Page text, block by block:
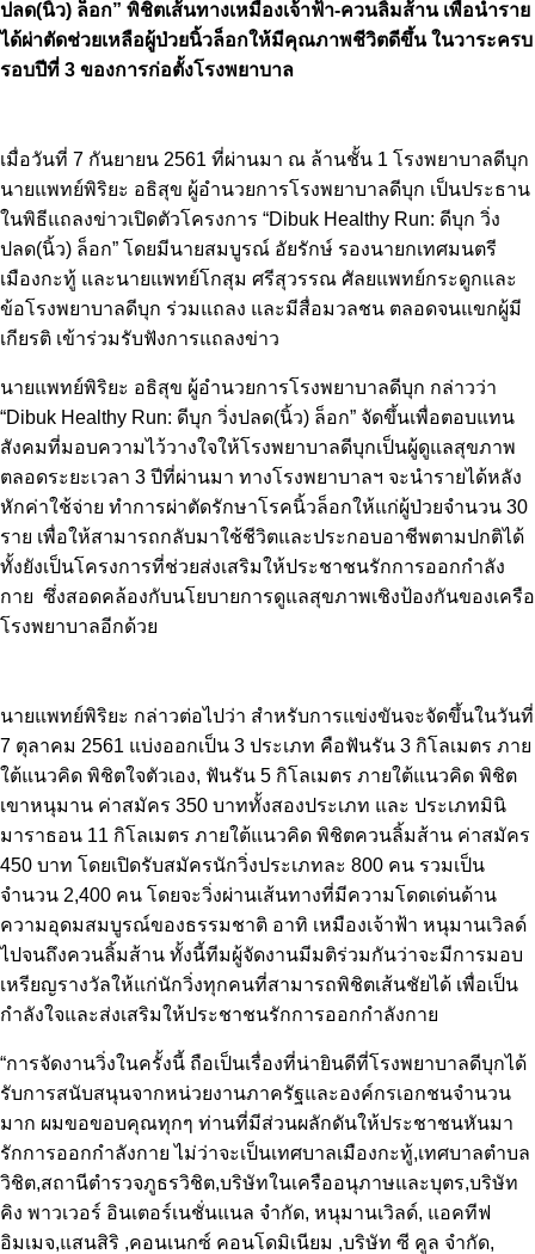
ปลด(นิ้ว) ล็อก” พิชิตเส้นทางเหมืองเจ้าฟ้า-ควนลิ้มส้าน เพื่อนำราย
ได้ผ่าตัดช่วยเหลือผู้ป่วยนิ้วล็อกให้มีคุณภาพชีวิตดีขึ้น ในวาระครบ
รอบปีที่ 3 ของการก่อตั้งโรงพยาบาล
เมื่อวันที่ 7 กันยายน 2561 ที่ผ่านมา ณ ล้านชั้น 1 โรงพยาบาลดีบุก
นายแพทย์พิริยะ อธิสุข ผู้อำนวยการโรงพยาบาลดีบุก เป็นประธาน
ในพิธีแถลงข่าวเปิดตัวโครงการ “Dibuk Healthy Run: ดีบุก วิ่ง
ปลด(นิ้ว) ล็อก” โดยมีนายสมบูรณ์ อัยรักษ์ รองนายกเทศมนตรี
เมืองกะทู้ และนายแพทย์โกสุม ศรีสุวรรณ ศัลยแพทย์กระดูกและ
ข้อโรงพยาบาลดีบุก ร่วมแถลง และมีสื่อมวลชน ตลอดจนแขกผู้มี
เกียรติ เข้าร่วมรับฟังการแถลงข่าว
นายแพทย์พิริยะ อธิสุข ผู้อำนวยการโรงพยาบาลดีบุก กล่าวว่า
“Dibuk Healthy Run: ดีบุก วิ่งปลด(นิ้ว) ล็อก” จัดขึ้นเพื่อตอบแทน
สังคมที่มอบความไว้วางใจให้โรงพยาบาลดีบุกเป็นผู้ดูแลสุขภาพ
ตลอดระยะเวลา 3 ปีที่ผ่านมา ทางโรงพยาบาลฯ จะนำรายได้หลัง
หักค่าใช้จ่าย ทำการผ่าตัดรักษาโรคนิ้วล็อกให้แก่ผู้ป่วยจำนวน 30
ราย เพื่อให้สามารถกลับมาใช้ชีวิตและประกอบอาชีพตามปกติได้
ทั้งยังเป็นโครงการที่ช่วยส่งเสริมให้ประชาชนรักการออกกำลัง
กาย ซึ่งสอดคล้องกับนโยบายการดูแลสุขภาพเชิงป้องกันของเครือ
โรงพยาบาลอีกด้วย
นายแพทย์พิริยะ กล่าวต่อไปว่า สำหรับการแข่งขันจะจัดขึ้นในวันที่
7 ตุลาคม 2561 แบ่งออกเป็น 3 ประเภท คือฟันรัน 3 กิโลเมตร ภาย
ใต้แนวคิด พิชิตใจตัวเอง, ฟันรัน 5 กิโลเมตร ภายใต้แนวคิด พิชิต
เขาหนุมาน ค่าสมัคร 350 บาททั้งสองประเภท และ ประเภทมินิ
มาราธอน 11 กิโลเมตร ภายใต้แนวคิด พิชิตควนลิ้มส้าน ค่าสมัคร
450 บาท โดยเปิดรับสมัครนักวิ่งประเภทละ 800 คน รวมเป็น
จำนวน 2,400 คน โดยจะวิ่งผ่านเส้นทางที่มีความโดดเด่นด้าน
ความอุดมสมบูรณ์ของธรรมชาติ อาทิ เหมืองเจ้าฟ้า หนุมานเวิลด์
ไปจนถึงควนลิ้มส้าน ทั้งนี้ทีมผู้จัดงานมีมติร่วมกันว่าจะมีการมอบ
เหรียญรางวัลให้แก่นักวิ่งทุกคนที่สามารถพิชิตเส้นชัยได้ เพื่อเป็น
กำลังใจและส่งเสริมให้ประชาชนรักการออกกำลังกาย
“การจัดงานวิ่งในครั้งนี้ ถือเป็นเรื่องที่น่ายินดีที่โรงพยาบาลดีบุกได้
รับการสนับสนุนจากหน่วยงานภาครัฐและองค์กรเอกชนจำนวน
มาก ผมขอขอบคุณทุกๆ ท่านที่มีส่วนผลักดันให้ประชาชนหันมา
รักการออกกำลังกาย ไม่ว่าจะเป็นเทศบาลเมืองกะทู้,เทศบาลตำบล
วิชิต,สถานีตำรวจภูธรวิชิต,บริษัทในเครืออนุภาษและบุตร,บริษัท
คิง พาวเวอร์ อินเตอร์เนชั่นแนล จำกัด, หนุมานเวิลด์, แอคทีฟ
อิมเมจ,แสนสิริ ,คอนเนกซ์ คอนโดมิเนียม ,บริษัท ซี คูล จำกัด,